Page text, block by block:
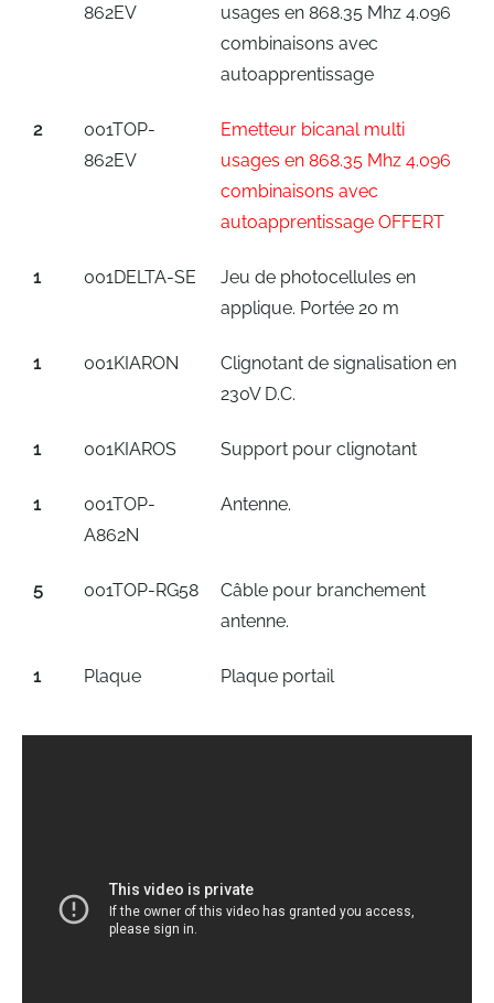
862EV
usages en 868.35 Mhz 4.096
combinaisons avec
autoapprentissage
2
001TOP-
862EV
Emetteur bicanal multi
usages en 868.35 Mhz 4.096
combinaisons avec
autoapprentissage OFFERT
1 001DELTA-SE
Jeu de photocellules en
applique. Portée 20 m
1 001KIARON
Clignotant de signalisation en
230V D.C.
1 001KIAROS Support pour clignotant
1
001TOP-
A862N
Antenne.
5 001TOP-RG58
Câble pour branchement
antenne.
1 Plaque Plaque portail